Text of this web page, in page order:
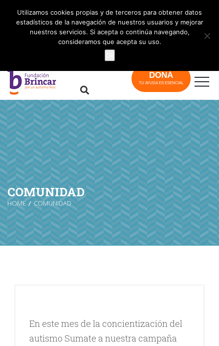
DONÁ
TU AYUDA ES ESENCIAL
COMUNIDAD
HOME COMUNIDAD
En este mes de la concientización del
autismo Sumate a nuestra campaña
Utilizamos cookies propias y de terceros para obtener datos
estadísticos de la navegación de nuestros usuarios y mejorar
nuestros servicios. Si acepta o continúa navegando,
consideramos que acepta su uso.